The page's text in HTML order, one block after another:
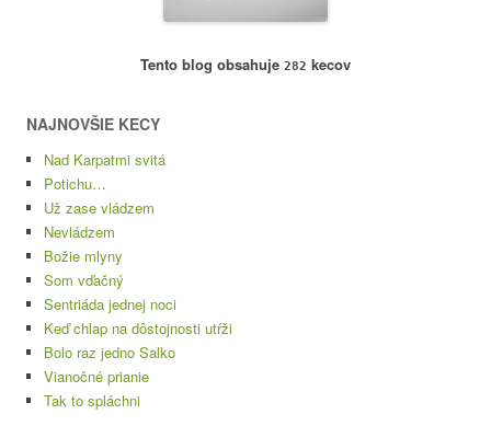
Tento blog obsahuje 282 kecov
NAJNOVŠIE KECY
Nad Karpatmi svitá
Potichu…
Už zase vládzem
Nevládzem
Božie mlyny
Som vďačný
Sentriáda jednej noci
Keď chlap na dôstojnosti utŕži
Bolo raz jedno Salko
Vianočné prianie
Tak to spláchni